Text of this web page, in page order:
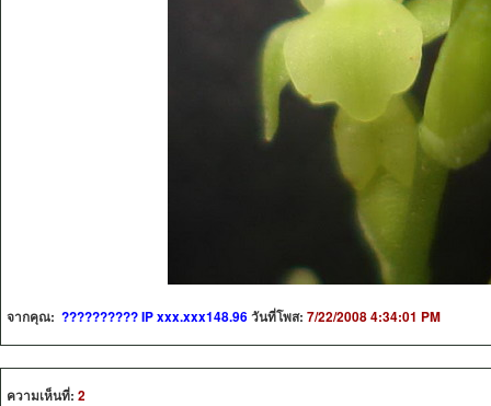
จากคุณ: ?????????? IP xxx.xxx148.96วันที่โพส: 7/22/2008 4:34:01 PM
ความเห็นที่: 2